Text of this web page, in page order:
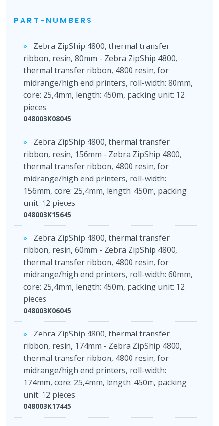
PART-NUMBERS
Zebra ZipShip 4800, thermal transfer
ribbon, resin, 80mm - Zebra ZipShip 4800,
thermal transfer ribbon, 4800 resin, for
midrange/high end printers, roll-width: 80mm,
core: 25,4mm, length: 450m, packing unit: 12
pieces
04800BK08045
Zebra ZipShip 4800, thermal transfer
ribbon, resin, 156mm - Zebra ZipShip 4800,
thermal transfer ribbon, 4800 resin, for
midrange/high end printers, roll-width:
156mm, core: 25,4mm, length: 450m, packing
unit: 12 pieces
04800BK15645
Zebra ZipShip 4800, thermal transfer
ribbon, resin, 60mm - Zebra ZipShip 4800,
thermal transfer ribbon, 4800 resin, for
midrange/high end printers, roll-width: 60mm,
core: 25,4mm, length: 450m, packing unit: 12
pieces
04800BK06045
Zebra ZipShip 4800, thermal transfer
ribbon, resin, 174mm - Zebra ZipShip 4800,
thermal transfer ribbon, 4800 resin, for
midrange/high end printers, roll-width:
174mm, core: 25,4mm, length: 450m, packing
unit: 12 pieces
04800BK17445